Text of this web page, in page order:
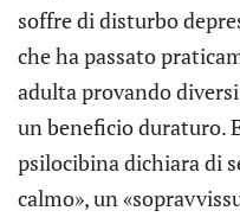
soffre di disturbo
che ha passato
adulta provando
un beneficio duraturo.
psilocibina dichiara di
calmo», un